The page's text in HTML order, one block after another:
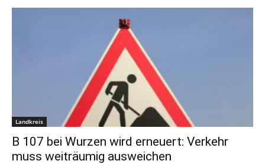
Landkreis
B 107 bei Wurzen wird erneuert: Verkehr
muss weiträumig ausweichen